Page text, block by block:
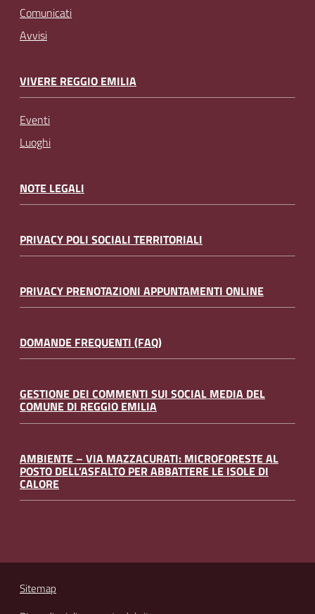
Comunicati
Avvisi
VIVERE REGGIO EMILIA
Eventi
Luoghi
NOTE LEGALI
PRIVACY POLI SOCIALI TERRITORIALI
PRIVACY PRENOTAZIONI APPUNTAMENTI ONLINE
DOMANDE FREQUENTI (FAQ)
GESTIONE DEI COMMENTI SUI SOCIAL MEDIA DEL
COMUNE DI REGGIO EMILIA
AMBIENTE – VIA MAZZACURATI: MICROFORESTE AL
POSTO DELL’ASFALTO PER ABBATTERE LE ISOLE DI
CALORE
Sitemap